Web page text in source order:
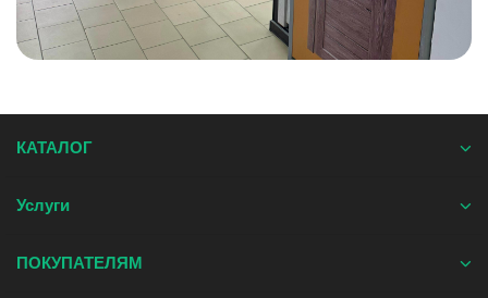
КАТАЛОГ
Услуги
ПОКУПАТЕЛЯМ